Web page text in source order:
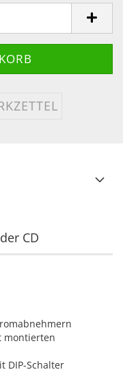
CD
montierten
DIP-Schalter